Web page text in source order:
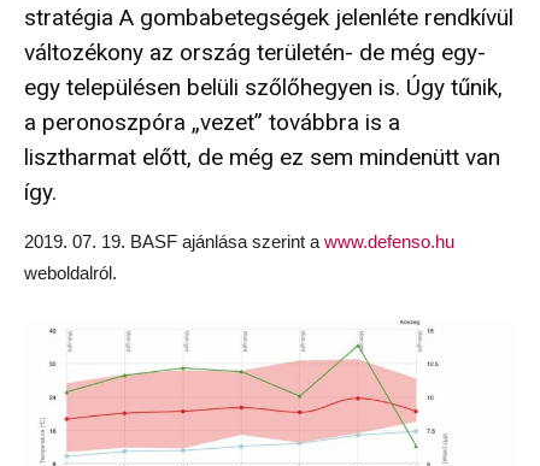
stratégia A gombabetegségek jelenléte rendkívül
változékony az ország területén- de még egy-
egy településen belüli szőlőhegyen is. Úgy tűnik,
a peronoszpóra „vezet” továbbra is a
lisztharmat előtt, de még ez sem mindenütt van
így.
2019. 07. 19. BASF ajánlása szerint a www.defenso.hu
weboldalról.